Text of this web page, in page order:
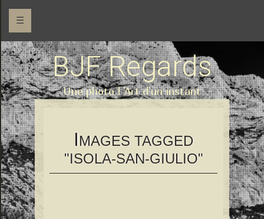
☰
BJF Regards
Une photo l 'Art d'un instant
IMAGES TAGGED
"ISOLA-SAN-GIULIO"